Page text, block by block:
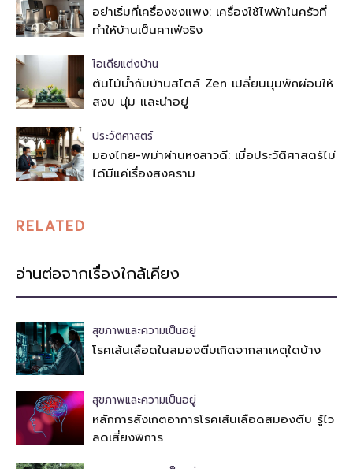
อย่าเริ่มที่เครื่องชงแพง: เครื่องใช้ไฟฟ้าในครัวที่
ทำให้บ้านเป็นคาเฟ่จริง
ไอเดียแต่งบ้าน
ต้นไม้น้ำกับบ้านสไตล์ Zen เปลี่ยนมุมพักผ่อนให้
สงบ นุ่ม และน่าอยู่
ประวัติศาสตร์
มองไทย-พม่าผ่านหงสาวดี: เมื่อประวัติศาสตร์ไม่
ได้มีแค่เรื่องสงคราม
RELATED
อ่านต่อจากเรื่องใกล้เคียง
สุขภาพและความเป็นอยู่
โรคเส้นเลือดในสมองตีบเกิดจากสาเหตุใดบ้าง
สุขภาพและความเป็นอยู่
หลักการสังเกตอาการโรคเส้นเลือดสมองตีบ รู้ไว
ลดเสี่ยงพิการ